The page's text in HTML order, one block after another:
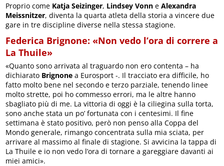
Proprio come Katja Seizinger, Lindsey Vonn eAlexandra
Meissnitzer, diventa la quarta atleta della storia a vincere due
gare in tre discipline diverse nella stessa stagione.
Federica Brignone: «Non vedo l’ora di correre a
La Thuile»
«Quanto sono arrivata al traguardo non ero contenta – ha
dichiarato Brignone a Eurosport -. Il tracciato era difficile, ho
fatto molto bene nel secondo e terzo parziale, tenendo linee
molto strette, poi ho commesso errori, ma le altre hanno
sbagliato più di me. La vittoria di oggi è la ciliegina sulla torta,
sono anche stata un po’ fortunata con i centesimi. Il fine
settimana è stato positivo, però non penso alla Coppa del
Mondo generale, rimango concentrata sulla mia sciata, per
arrivare al massimo al finale di stagione. Si avvicina la tappa di
La Thuile e io non vedo l’ora di tornare a gareggiare davanti ai
miei amici».